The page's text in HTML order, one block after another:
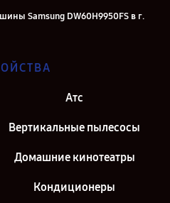
Samsung DW60H9950FS в г.
Казань
Samsung DW60H9950FS в г.
Samsung DW60H9950FS в г.
Петербург
Атс
Вертикальные пылесосы
Домашние кинотеатры
Кондиционеры